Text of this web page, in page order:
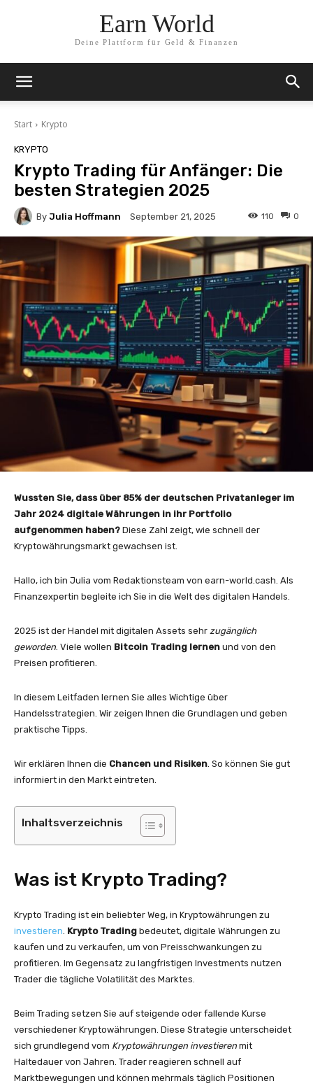
Earn World
Deine Plattform für Geld & Finanzen
Start Krypto
KRYPTO
Krypto Trading für Anfänger: Die
besten Strategien 2025
By Julia Hoffmann September 21, 2025 0
110
Wussten Sie, dass über 85% der deutschen Privatanleger im
Jahr 2024 digitale Währungen in ihr Portfolio
aufgenommen haben? Diese Zahl zeigt, wie schnell der
Kryptowährungsmarkt gewachsen ist.
Hallo, ich bin Julia vom Redaktionsteam von earn-world.cash. Als
Finanzexpertin begleite ich Sie in die Welt des digitalen Handels.
2025 ist der Handel mit digitalen Assets sehr zugänglich
geworden. Viele wollen Bitcoin Trading lernen und von den
Preisen profitieren.
In diesem Leitfaden lernen Sie alles Wichtige über
Handelsstrategien. Wir zeigen Ihnen die Grundlagen und geben
praktische Tipps.
Wir erklären Ihnen die Chancen und Risiken. So können Sie gut
informiert in den Markt eintreten.
Inhaltsverzeichnis
Was ist Krypto Trading?
Krypto Trading ist ein beliebter Weg, in Kryptowährungen zu
investieren. Krypto Trading bedeutet, digitale Währungen zu
kaufen und zu verkaufen, um von Preisschwankungen zu
profitieren. Im Gegensatz zu langfristigen Investments nutzen
Trader die tägliche Volatilität des Marktes.
Beim Trading setzen Sie auf steigende oder fallende Kurse
verschiedener Kryptowährungen. Diese Strategie unterscheidet
sich grundlegend vom Kryptowährungen investieren mit
Haltedauer von Jahren. Trader reagieren schnell auf
Marktbewegungen und können mehrmals täglich Positionen